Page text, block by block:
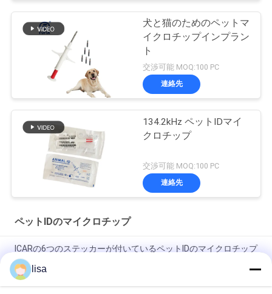
犬と猫のためのペットマ
イクロチップインプラン
ト
交渉可能 MOQ:100 PC
連絡先
134.2kHz ペットIDマイ
クロチップ
交渉可能 MOQ:100 PC
連絡先
ペットIDのマイクロチップ
ICARの6つのステッカーが付いているペットIDのマイクロチップ
は注射可能なトランスポンダーを承認した
ペット識別のための私たちの高度ペットIDマイクロチップの便
lisa